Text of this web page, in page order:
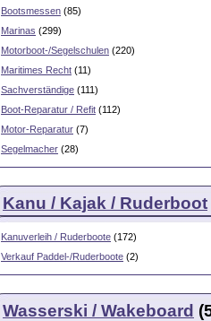
Bootsmessen (85)
Marinas (299)
Motorboot-/Segelschulen (220)
Maritimes Recht (11)
Sachverständige (111)
Boot-Reparatur / Refit (112)
Motor-Reparatur (7)
Segelmacher (28)
Kanu / Kajak / Ruderboot
Kanuverleih / Ruderboote (172)
Verkauf Paddel-/Ruderboote (2)
Wasserski / Wakeboard